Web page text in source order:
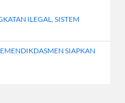
ILEGAL, SISTEM
SIAPKAN